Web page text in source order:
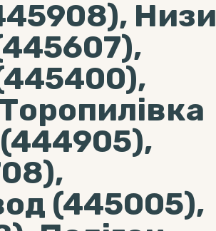
Низи
(445005),